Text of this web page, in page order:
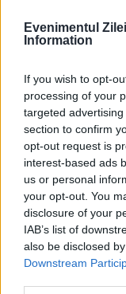
Evenimentul
Information
If you wish to opt-
processing of your
targeted
section to confirm
opt-out request is
interest-based ads
us or personal
your opt-out. You
disclosure of your
IAB’s list of
also be disclosed
Downstream
Cristian
Inter.
dintre cei